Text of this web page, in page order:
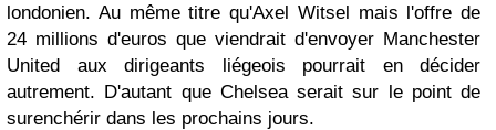
londonien. Au même titre qu'Axel Witsel mais l'offre de
24 millions d'euros que viendrait d'envoyer Manchester
United aux dirigeants liégeois pourrait en décider
autrement. D'autant que Chelsea serait sur le point de
surenchérir dans les prochains jours.